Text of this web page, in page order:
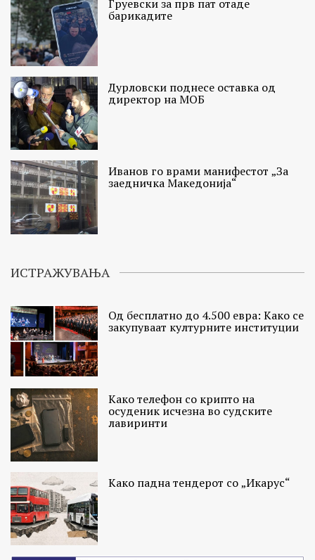
Груевски за прв пат отаде
барикадите
Дурловски поднесе оставка од
директор на МОБ
Иванов го врами манифестот „За
заедничка Македонија“
ИСТРАЖУВАЊА
Од бесплатно до 4.500 евра: Како се
закупуваат културните институции
Како телефон со крипто на
осуденик исчезна во судските
лавиринти
Како падна тендерот со „Икарус“